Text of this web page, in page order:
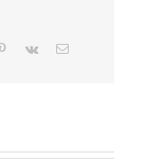
PinterestVk
E-